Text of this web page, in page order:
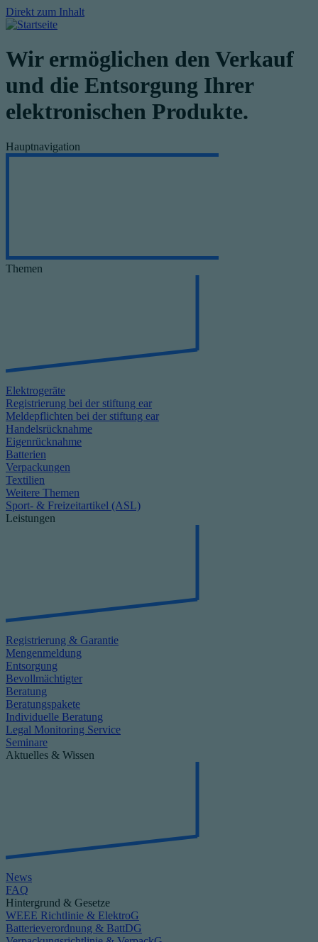
Direkt zum Inhalt
Wir ermöglichen den Verkauf
und die Entsorgung Ihrer
elektronischen Produkte.
Hauptnavigation
Themen
Elektrogeräte
Registrierung bei der stiftung ear
Meldepflichten bei der stiftung ear
Handelsrücknahme
Eigenrücknahme
Batterien
Verpackungen
Textilien
Weitere Themen
Sport- & Freizeitartikel (ASL)
Leistungen
Registrierung & Garantie
Mengenmeldung
Entsorgung
Bevollmächtigter
Beratung
Beratungspakete
Individuelle Beratung
Legal Monitoring Service
Seminare
Aktuelles & Wissen
News
FAQ
Hintergrund & Gesetze
WEEE Richtlinie & ElektroG
Batterieverordnung & BattDG